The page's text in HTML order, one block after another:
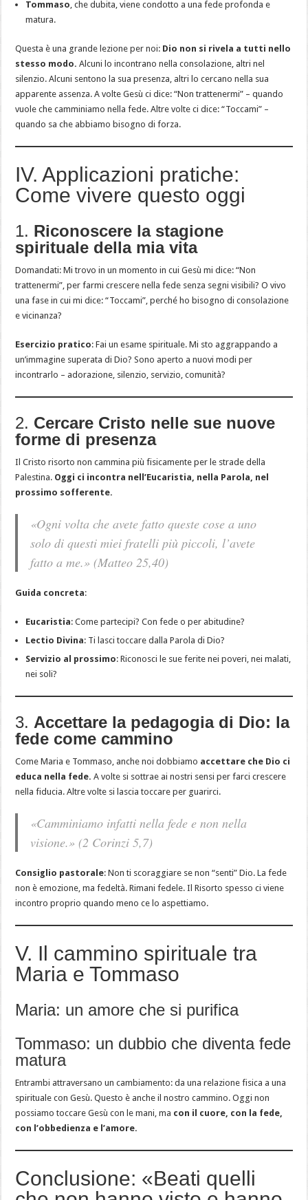
Tommaso, che dubita, viene condotto a una fede profonda e
matura.
Questa è una grande lezione per noi: Dio non si rivela a tutti nello
stesso modo. Alcuni lo incontrano nella consolazione, altri nel
silenzio. Alcuni sentono la sua presenza, altri lo cercano nella sua
apparente assenza. A volte Gesù ci dice: “Non trattenermi” – quando
vuole che camminiamo nella fede. Altre volte ci dice: “Toccami” –
quando sa che abbiamo bisogno di forza.
IV. Applicazioni pratiche:
Come vivere questo oggi
1. Riconoscere la stagione
spirituale della mia vita
Domandati: Mi trovo in un momento in cui Gesù mi dice: “Non
trattenermi”, per farmi crescere nella fede senza segni visibili? O vivo
una fase in cui mi dice: “Toccami”, perché ho bisogno di consolazione
e vicinanza?
Esercizio pratico: Fai un esame spirituale. Mi sto aggrappando a
un’immagine superata di Dio? Sono aperto a nuovi modi per
incontrarlo – adorazione, silenzio, servizio, comunità?
2. Cercare Cristo nelle sue nuove
forme di presenza
Il Cristo risorto non cammina più fisicamente per le strade della
Palestina. Oggi ci incontra nell’Eucaristia, nella Parola, nel
prossimo sofferente.
«Ogni volta che avete fatto queste cose a uno
solo di questi miei fratelli più piccoli, l’avete
fatto a me.» (Matteo 25,40)
Guida concreta:
Eucaristia: Come partecipi? Con fede o per abitudine?
Lectio Divina: Ti lasci toccare dalla Parola di Dio?
Servizio al prossimo: Riconosci le sue ferite nei poveri, nei malati,
nei soli?
3. Accettare la pedagogia di Dio: la
fede come cammino
Come Maria e Tommaso, anche noi dobbiamo accettare che Dio ci
educa nella fede. A volte si sottrae ai nostri sensi per farci crescere
nella fiducia. Altre volte si lascia toccare per guarirci.
«Camminiamo infatti nella fede e non nella
visione.» (2 Corinzi 5,7)
Consiglio pastorale: Non ti scoraggiare se non “senti” Dio. La fede
non è emozione, ma fedeltà. Rimani fedele. Il Risorto spesso ci viene
incontro proprio quando meno ce lo aspettiamo.
V. Il cammino spirituale tra
Maria e Tommaso
Maria: un amore che si purifica
Tommaso: un dubbio che diventa fede
matura
Entrambi attraversano un cambiamento: da una relazione fisica a una
spirituale con Gesù. Questo è anche il nostro cammino. Oggi non
possiamo toccare Gesù con le mani, ma con il cuore, con la fede,
con l’obbedienza e l’amore.
Conclusione: «Beati quelli